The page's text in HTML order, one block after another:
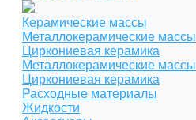
Керамические массы
Металлокерамические массы
Циркониевая керамика
Металлокерамические массы
Циркониевая керамика
Расходные материалы
Жидкости